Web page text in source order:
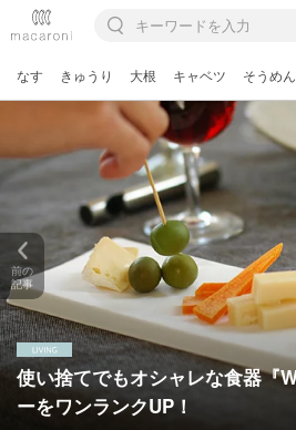
なす きゅうり 大根 キャベツ そうめん
使い捨てでもオシャレな食器『
ーをワンランクUP！
前の
記事